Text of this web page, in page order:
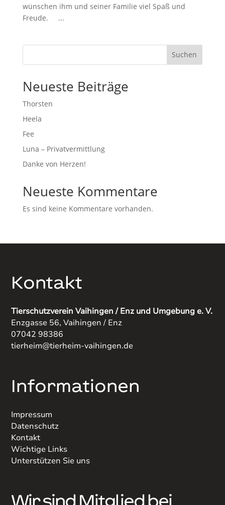
wünschen ihm und seiner Familie viel Spaß und
Freude. ...
Suchen
Neueste Beiträge
Thorsten
Heela
Fee
Luna – Privatvermittlung
Danke von Herzen!
Neueste Kommentare
Es sind keine Kommentare vorhanden.
Kontakt
Tierschutzverein Vaihingen / Enz und Umgebung e. V.
Enzgasse 56, Vaihingen / Enz
07042 98386
tierheim@tierheim-vaihingen.de
Informationen
Impressum
Datenschutz
Kontakt
Wichtige Links
Unterstützen Sie uns
Wir sind Mitglied bei